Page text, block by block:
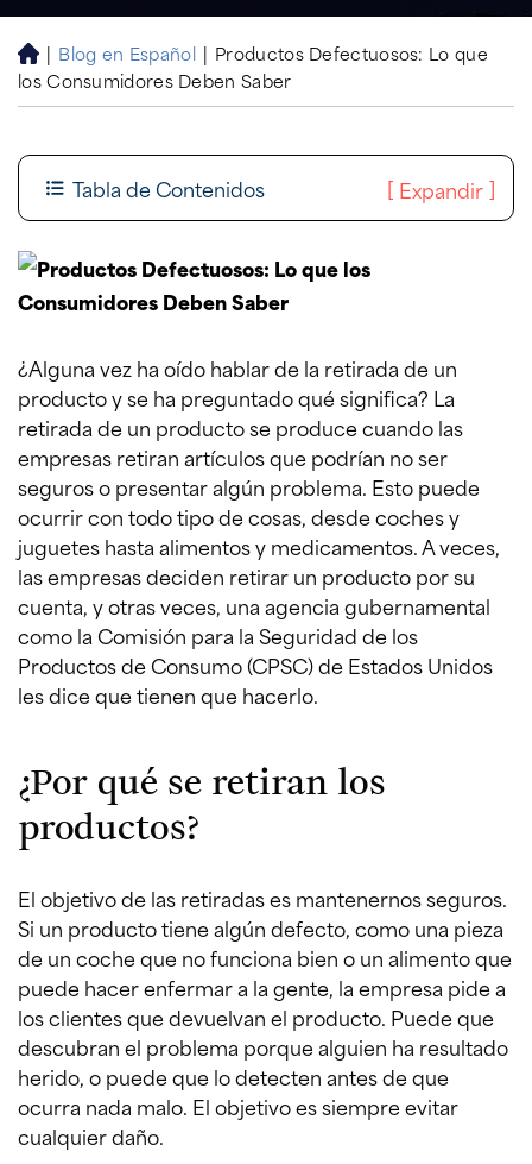
H
o
m
| Blog en Español | Productos Defectuosos: Lo que
los Consumidores Deben Saber
Tabla de Contenidos [ Expandir]
¿Alguna vez ha oído hablar de la retirada de un
producto y se ha preguntado qué significa? La
retirada de un producto se produce cuando las
empresas retiran artículos que podrían no ser
seguros o presentar algún problema. Esto puede
ocurrir con todo tipo de cosas, desde coches y
juguetes hasta alimentos y medicamentos. A veces,
las empresas deciden retirar un producto por su
cuenta, y otras veces, una agencia gubernamental
como la Comisión para la Seguridad de los
Productos de Consumo (CPSC) de Estados Unidos
les dice que tienen que hacerlo.
¿Por qué se retiran los
productos?
El objetivo de las retiradas es mantenernos seguros.
Si un producto tiene algún defecto, como una pieza
de un coche que no funciona bien o un alimento que
puede hacer enfermar a la gente, la empresa pide a
los clientes que devuelvan el producto. Puede que
descubran el problema porque alguien ha resultado
herido, o puede que lo detecten antes de que
ocurra nada malo. El objetivo es siempre evitar
cualquier daño.